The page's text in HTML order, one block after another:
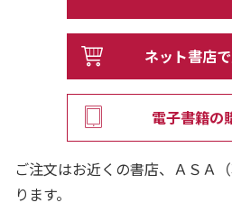
ネット書店
電子書籍の
ご注文はお近くの書店、ＡＳＡ
ります。